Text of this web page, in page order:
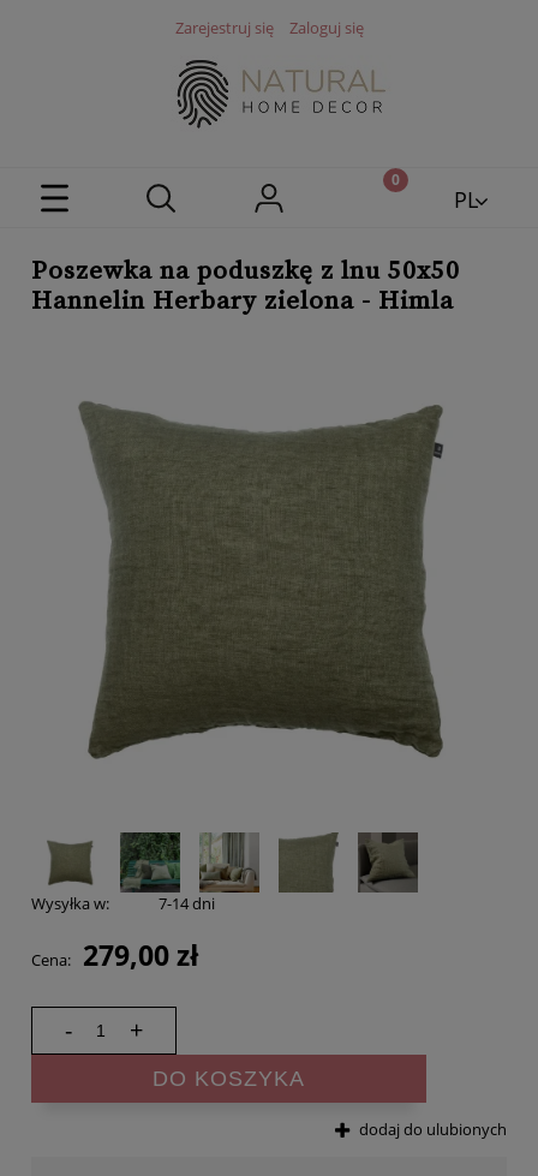
Zarejestruj się Zaloguj się
PL
Poszewka na poduszkę z lnu 50x50
Hannelin Herbary zielona - Himla
Wysyłka w: 7-14 dni
Cena: 279,00 zł
- +
DO KOSZYKA
dodaj do ulubionych